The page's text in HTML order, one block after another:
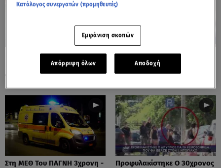
Πόρτο Ράφτη: Bίντεο
Ντοκουμέντο Από Το
Θανατηφόρο Τροχαίο
Πάρος: Τα Διάσπαρτα Φυτίλια
Στο Νησί - Αυτοσχέδιες
Χωματερές
Στη ΜΕΘ Του ΠΑΓΝΗ 3χρονη -
Προφυλακίστηκε Ο 30χρονος
Κατάλογος συνεργατών (προμηθευτές)
Εμφάνιση σκοπών
Απόρριψη όλων Αποδοχή